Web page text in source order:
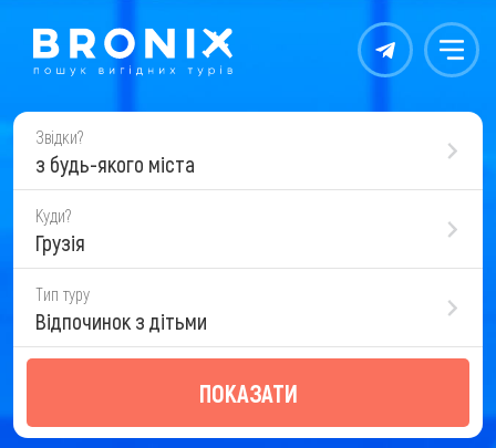
Контакты Меню
Звідки?
з будь-якого міста
Куди?
Грузія
Тип туру
Відпочинок з дітьми
ПОКАЗАТИ